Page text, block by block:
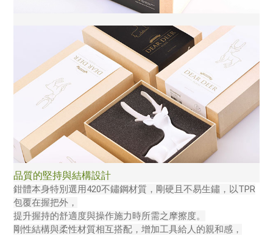
品質的堅持與結構設計
鉗體本身特別選用420不鏽鋼材質，剛硬且不易生鏽，以TPR
包覆在握把外，
提升握持的舒適度與操作施力時所需之摩擦度。
剛性結構與柔性材質相互搭配，增加工具給人的親和感，